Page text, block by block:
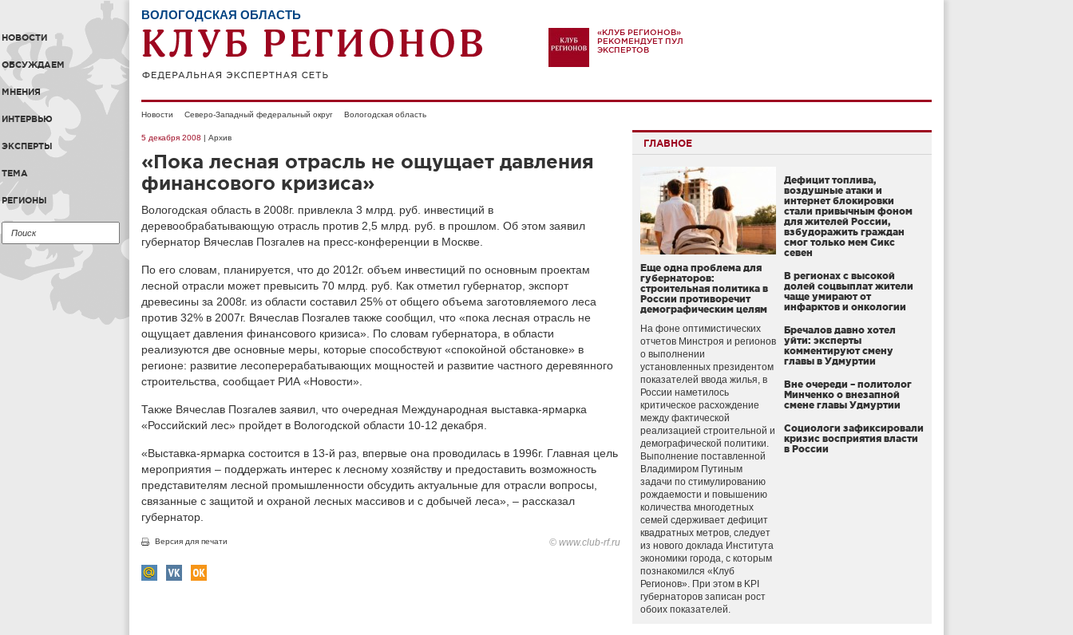
НОВОСТИ
ОБСУЖДАЕМ
МНЕНИЯ
ИНТЕРВЬЮ
ЭКСПЕРТЫ
ТЕМА
РЕГИОНЫ
ВОЛОГОДСКАЯ ОБЛАСТЬ
«КЛУБ РЕГИОНОВ»
РЕКОМЕНДУЕТ ПУЛ
ЭКСПЕРТОВ
Новости Северо-Западный федеральный округ Вологодская область
5 декабря 2008 | Архив
«Пока лесная отрасль не ощущает давления
финансового кризиса»
Вологодская область в 2008г. привлекла 3 млрд. руб. инвестиций в
деревообрабатывающую отрасль против 2,5 млрд. руб. в прошлом. Об этом заявил
губернатор Вячеслав Позгалев на пресс-конференции в Москве.
По его словам, планируется, что до 2012г. объем инвестиций по основным проектам
лесной отрасли может превысить 70 млрд. руб. Как отметил губернатор, экспорт
древесины за 2008г. из области составил 25% от общего объема заготовляемого леса
против 32% в 2007г. Вячеслав Позгалев также сообщил, что «пока лесная отрасль не
ощущает давления финансового кризиса». По словам губернатора, в области
реализуются две основные меры, которые способствуют «спокойной обстановке» в
регионе: развитие лесоперерабатывающих мощностей и развитие частного деревянного
строительства, сообщает РИА «Новости».
Также Вячеслав Позгалев заявил, что очередная Международная выставка-ярмарка
«Российский лес» пройдет в Вологодской области 10-12 декабря.
«Выставка-ярмарка состоится в 13-й раз, впервые она проводилась в 1996г. Главная цель
мероприятия – поддержать интерес к лесному хозяйству и предоставить возможность
представителям лесной промышленности обсудить актуальные для отрасли вопросы,
связанные с защитой и охраной лесных массивов и с добычей леса», – рассказал
губернатор.
Версия для печати © www.club-rf.ru
ГЛАВНОЕ
Еще одна проблема для
губернаторов:
строительная политика в
России противоречит
демографическим целям
На фоне оптимистических
отчетов Минстроя и регионов
о выполнении
установленных президентом
показателей ввода жилья, в
России наметилось
критическое расхождение
между фактической
реализацией строительной и
демографической политики.
Выполнение поставленной
Владимиром Путиным
задачи по стимулированию
рождаемости и повышению
количества многодетных
семей сдерживает дефицит
квадратных метров, следует
из нового доклада Института
экономики города, с которым
познакомился «Клуб
Регионов». При этом в KPI
губернаторов записан рост
обоих показателей.
Дефицит топлива,
воздушные атаки и
интернет блокировки
стали привычным фоном
для жителей России,
взбудоражить граждан
смог только мем Сикс
севен
В регионах с высокой
долей соцвыплат жители
чаще умирают от
инфарктов и онкологии
Бречалов давно хотел
уйти: эксперты
комментируют смену
главы в Удмуртии
Вне очереди – политолог
Минченко о внезапной
смене главы Удмуртии
Социологи зафиксировали
кризис восприятия власти
в России